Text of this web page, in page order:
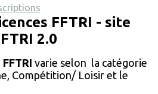
FFTRI - site
2.0
varie selon la catégorie
Compétition/ Loisir et le